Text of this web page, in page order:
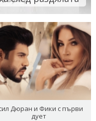
Дюран и Фики с първи
дует